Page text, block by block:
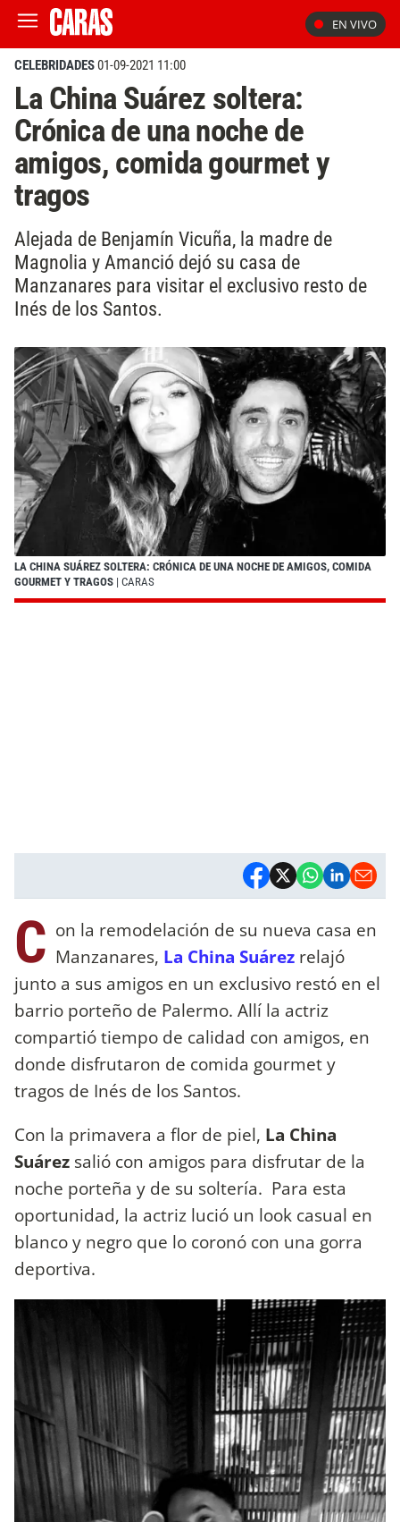
EN VIVO
CELEBRIDADES01-09-2021 11:00
La China Suárez soltera:
Crónica de una noche de
amigos, comida gourmet y
tragos
Alejada de Benjamín Vicuña, la madre de
Magnolia y Amanció dejó su casa de
Manzanares para visitar el exclusivo resto de
Inés de los Santos.
LA CHINA SUÁREZ SOLTERA: CRÓNICA DE UNA NOCHE DE AMIGOS, COMIDA
GOURMET Y TRAGOS | CARAS
C on la remodelación de su nueva casa en
Manzanares, La China Suárez relajó
junto a sus amigos en un exclusivo restó en el
barrio porteño de Palermo. Allí la actriz
compartió tiempo de calidad con amigos, en
donde disfrutaron de comida gourmet y
tragos de Inés de los Santos.
Con la primavera a flor de piel, La China
Suárez salió con amigos para disfrutar de la
noche porteña y de su soltería. Para esta
oportunidad, la actriz lució un look casual en
blanco y negro que lo coronó con una gorra
deportiva.